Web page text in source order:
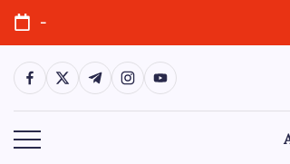
Skip
content
-
https://www.facebook.com/
https://twitter.com/
https://t.me/
https://https://youtube.com/